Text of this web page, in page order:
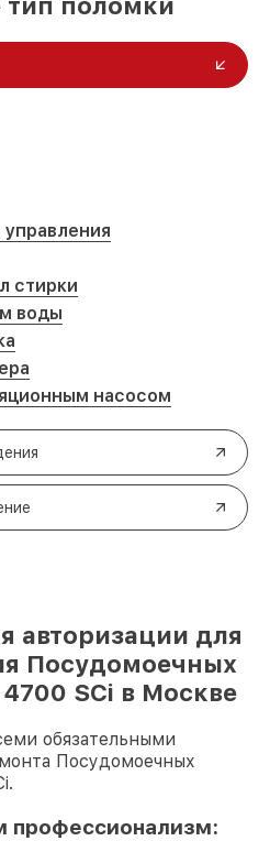
стирки
воды
насосом
авторизации для
Посудомоечных
SCi в Москве
обязательными
Посудомоечных
профессионализм: